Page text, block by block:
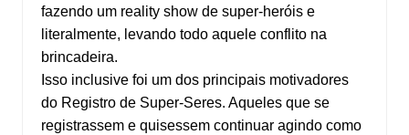
fazendo um reality show de super-heróis e
literalmente, levando todo aquele conflito na
brincadeira.
Isso inclusive foi um dos principais motivadores
do Registro de Super-Seres. Aqueles que se
registrassem e quisessem continuar agindo como